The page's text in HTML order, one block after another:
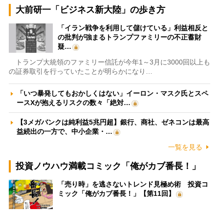
大前研一「ビジネス新大陸」の歩き方
「イラン戦争を利用して儲けている」利益相反と
の批判が強まるトランプファミリーの不正蓄財
疑…
トランプ大統領のファミリー信託が今年1～3月に3000回以上も
の証券取引を行っていたことが明らかになり…
「いつ暴発してもおかしくはない」イーロン・マスク氏とスペ
ースXが抱えるリスクの数々「絶対…
【3メガバンクは純利益5兆円超】銀行、商社、ゼネコンは最高
益続出の一方で、中小企業・…
一覧を見る
投資ノウハウ満載コミック「俺がカブ番長！」
「売り時」を逃さないトレンド見極め術 投資コ
ミック「俺がカブ番長！」【第11回】